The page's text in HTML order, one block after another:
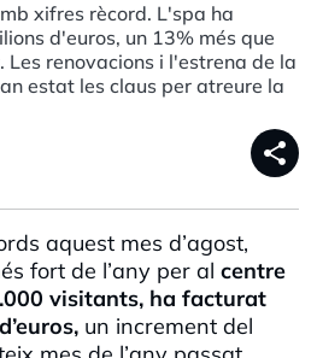
xifres rècord. L'spa ha
d'euros, un 13% més que
renovacions i l'estrena de la
estat les claus per atreure la
share
aquest mes d’agost,
fort de l’any per al centre
visitants, ha facturat
un increment del